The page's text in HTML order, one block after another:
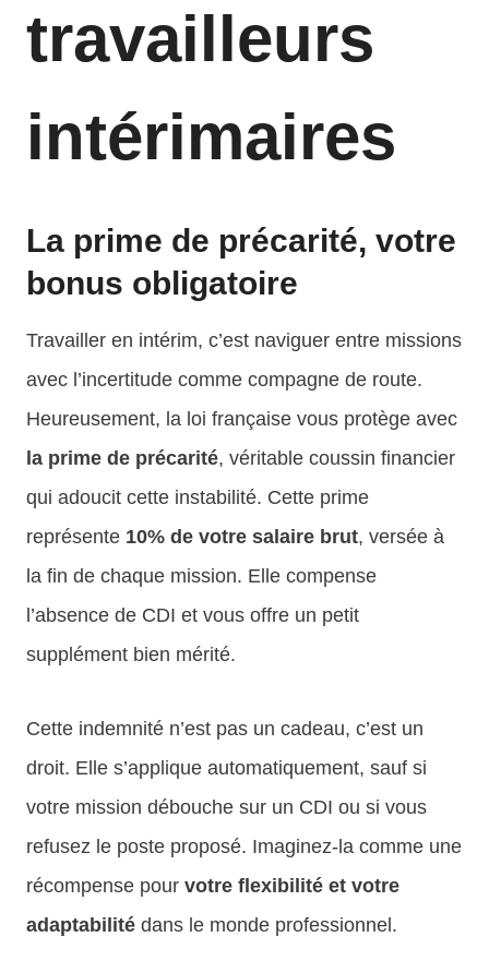
travailleurs
intérimaires
La prime de précarité, votre
bonus obligatoire
Travailler en intérim, c’est naviguer entre missions
avec l’incertitude comme compagne de route.
Heureusement, la loi française vous protège avec
la prime de précarité, véritable coussin financier
qui adoucit cette instabilité. Cette prime
représente 10% de votre salaire brut, versée à
la fin de chaque mission. Elle compense
l’absence de CDI et vous offre un petit
supplément bien mérité.
Cette indemnité n’est pas un cadeau, c’est un
droit. Elle s’applique automatiquement, sauf si
votre mission débouche sur un CDI ou si vous
refusez le poste proposé. Imaginez-la comme une
récompense pour votre flexibilité et votre
adaptabilité dans le monde professionnel.